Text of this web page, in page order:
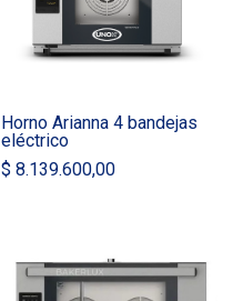
Horno Arianna 4 bandejas
eléctrico
$ 8.139.600,00